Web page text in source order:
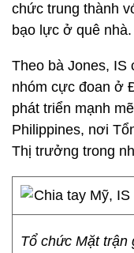
chức trung thành
bạo lực ở quê nhà.
Theo bà Jones, IS
nhóm cực đoan ở
phát triển mạnh
Philippines, nơi
Thị trưởng trong
Tổ chức Mặt trận